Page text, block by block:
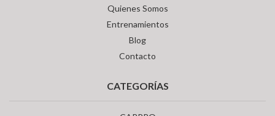
Quienes Somos
Entrenamientos
Blog
Contacto
CATEGORÍAS